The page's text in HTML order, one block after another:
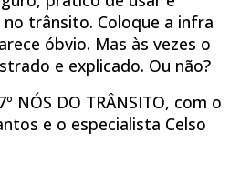
trânsito. Coloque a infra
óbvio. Mas às vezes o
e explicado. Ou não?
NÓS DO TRÂNSITO, com o
e o especialista Celso